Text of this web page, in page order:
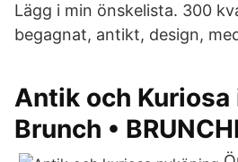
Lägg i min önskelista. 300
begagnat, antikt, design,
Antik och Kuriosa
Brunch •